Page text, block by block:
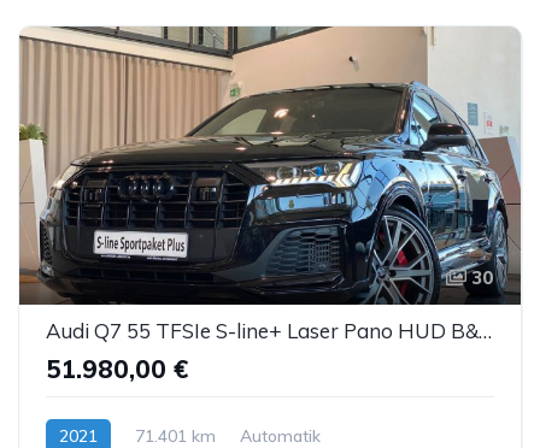
30
Audi Q7 55 TFSIe S-line+ Laser Pano HUD B&O ACC 22"
51.980,00 €
2021 71.401 km
Automatik